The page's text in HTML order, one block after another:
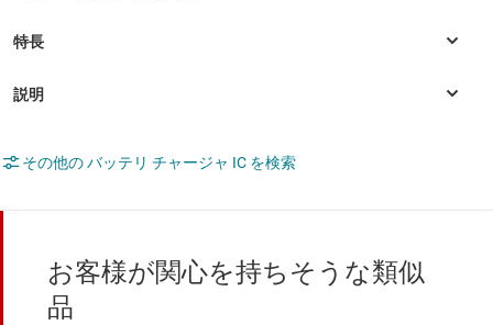
その他の バッテリ チャージャ IC を検索
お客様が関心を持ちそうな類似
品